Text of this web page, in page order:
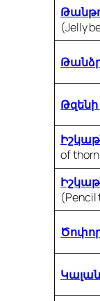
(Jelly
Թզենի
of
(Pencil